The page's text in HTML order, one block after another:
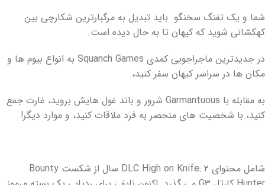
شما و یک تفنگ سخنگو باید تبدیل به مرگبارترین شکارچی بین
کهکشانی شوید که کیهان تا به حال دیده است.
در جدیدترین ماجراجویی کمدی Squanch Games به انواع بیوم ها و
مکان ها در سراسر کیهان سفر کنید،
به مقابله با Garmantuous شرور و باند غول هایش بروید، غارت جمع
کنید، با شخصیت های منحصر به فرد ملاقات کنید، و موارد دیگر!
شامل محتوای DLC High on Knife: ۲ سال از شکست Bounty